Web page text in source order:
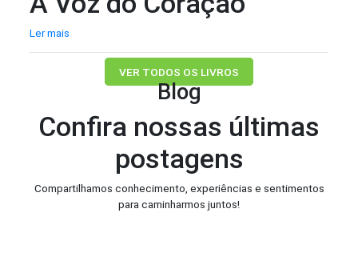
Ler mais
VER TODOS OS LIVROS
Blog
Confira nossas últimas
postagens
Compartilhamos conhecimento, experiências e sentimentos
para caminharmos juntos!